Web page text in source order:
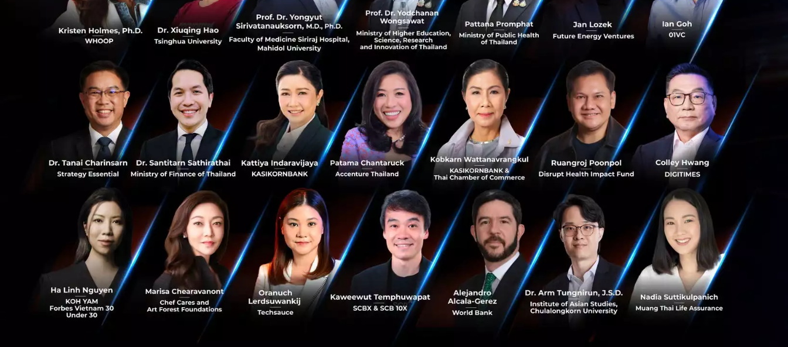
Application เหล่านี้ เป็นตัวช่วยในการสื่อสาร การขนส่ง ความ
บันเ...
ตุลาคม 19, 2020| By
Techsauce Team
4
Tech & Biz Application Marketplace
mobile-application
การเดินทางของ Pro Player ระดับโลก สู่ Content
Creator ของ มิกกี้ ปองภพ รัตนแสงโชติ
ฟัง มิกกี้ ปองภพ รัตนแสง เล่าถึงประสบการณ์ ในหัวข้อ ‘From
Esports player to Twitch Content Creator’ ในงาน AIS x
Techsauce Esports Summit วันที่ 28 ตุลาคม 2563...
ตุลาคม 19, 2020
Techsauce Team
Tech & Biz esports ais-esports
ais-x-techsauce-esports-summit
Telegram คืออะไร ปลอดภัยแค่ไหน มีอะไรเด่น
ในปัจจุบันมีแอปพลิเคชันส่งข้อความให้เลือกใช้หลายแอป ไม่
ว่าจะเป็นแอปยอดฮิตในไทยอย่าง LINE แอปสากลอย่าง
WhatsApp หรือแอปสายจีนอย่าง WeChat และอีกแอปหนึ่งที่